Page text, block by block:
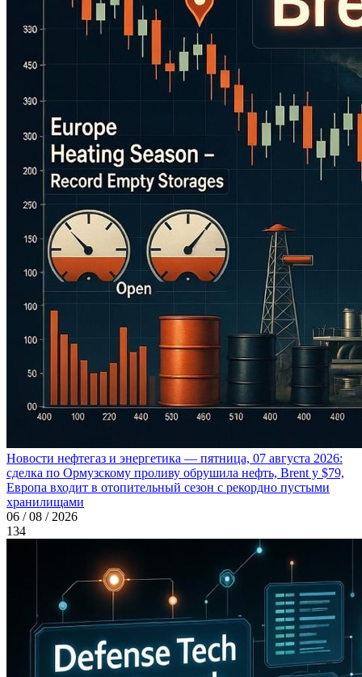
Новости нефтегаз и энергетика — пятница, 07 августа 2026:
сделка по Ормузскому проливу обрушила нефть, Brent у $79,
Европа входит в отопительный сезон с рекордно пустыми
хранилищами
06 / 08 / 2026
134